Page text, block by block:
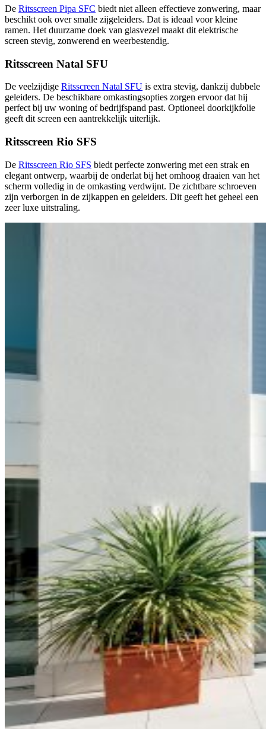
De Ritsscreen Pipa SFC biedt niet alleen effectieve zonwering, maar
beschikt ook over smalle zijgeleiders. Dat is ideaal voor kleine
ramen. Het duurzame doek van glasvezel maakt dit elektrische
screen stevig, zonwerend en weerbestendig.
Ritsscreen Natal SFU
De veelzijdige Ritsscreen Natal SFU is extra stevig, dankzij dubbele
geleiders. De beschikbare omkastingsopties zorgen ervoor dat hij
perfect bij uw woning of bedrijfspand past. Optioneel doorkijkfolie
geeft dit screen een aantrekkelijk uiterlijk.
Ritsscreen Rio SFS
De Ritsscreen Rio SFS biedt perfecte zonwering met een strak en
elegant ontwerp, waarbij de onderlat bij het omhoog draaien van het
scherm volledig in de omkasting verdwijnt. De zichtbare schroeven
zijn verborgen in de zijkappen en geleiders. Dit geeft het geheel een
zeer luxe uitstraling.